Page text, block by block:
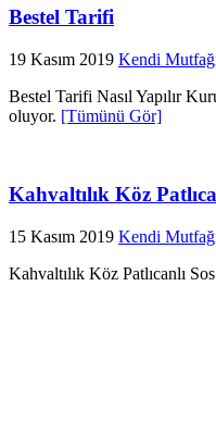
Bestel Tarifi
19 Kasım 2019 Kendi
Bestel Tarifi Nasıl Yapılır
oluyor. [Tümünü Gör]
Kahvaltılık Köz
15 Kasım 2019 Kendi
Kahvaltılık Köz Patlıcanlı